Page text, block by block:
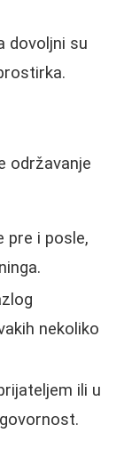
dovoljni su
održavanje
pre i posle,
nekoliko
ili u